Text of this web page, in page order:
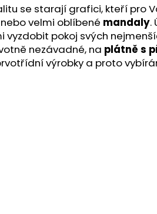
se starají grafici, kteří pro
nebo velmi oblíbené mandaly.
pokoj svých
nezávadné, na plátně s
výrobky a proto